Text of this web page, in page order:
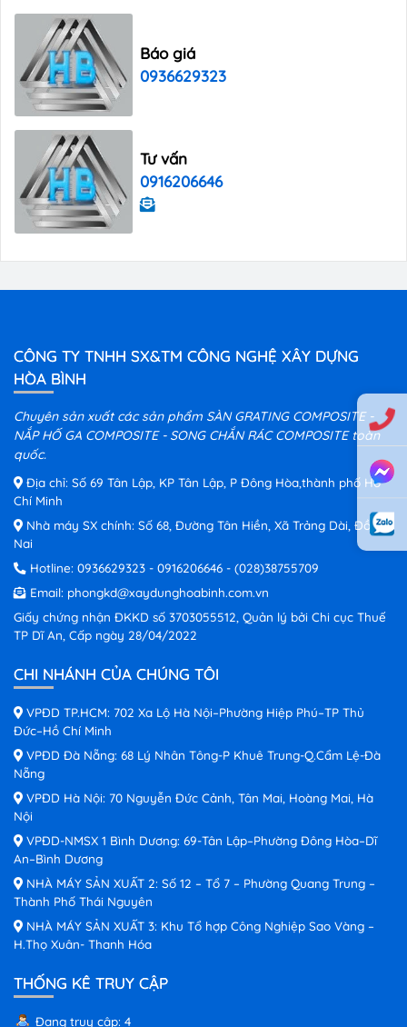
Báo giá
0936629323
Tư vấn
0916206646
CÔNG TY TNHH SX&TM CÔNG NGHỆ XÂY DỰNG
HÒA BÌNH
Chuyên sản xuất các sản phẩm SÀN GRATING COMPOSITE -
NẮP HỐ GA COMPOSITE - SONG CHẮN RÁC COMPOSITE toàn
quốc.
Địa chỉ: Số 69 Tân Lập, KP Tân Lập, P Đông Hòa,thành phố Hồ
Chí Minh
Nhà máy SX chính: Số 68, Đường Tân Hiền, Xã Trảng Dài, Đồng
Nai
Hotline: 0936629323 - 0916206646 - (028)38755709
Email: phongkd@xaydunghoabinh.com.vn
Giấy chứng nhận ĐKKD số 3703055512, Quản lý bởi Chi cục Thuế
TP Dĩ An, Cấp ngày 28/04/2022
CHI NHÁNH CỦA CHÚNG TÔI
VPĐD TP.HCM: 702 Xa Lộ Hà Nội–Phường Hiệp Phú–TP Thủ
Đức–Hồ Chí Minh
VPĐD Đà Nẵng: 68 Lý Nhân Tông-P Khuê Trung-Q.Cẩm Lệ-Đà
Nẵng
VPĐD Hà Nội: 70 Nguyễn Đức Cảnh, Tân Mai, Hoàng Mai, Hà
Nội
VPĐD-NMSX 1 Bình Dương: 69-Tân Lập–Phường Đông Hòa–Dĩ
An–Bình Dương
NHÀ MÁY SẢN XUẤT 2: Số 12 – Tổ 7 – Phường Quang Trung –
Thành Phố Thái Nguyên
NHÀ MÁY SẢN XUẤT 3: Khu Tổ hợp Công Nghiệp Sao Vàng –
H.Thọ Xuân- Thanh Hóa
THỐNG KÊ TRUY CẬP
Đang truy cập: 4